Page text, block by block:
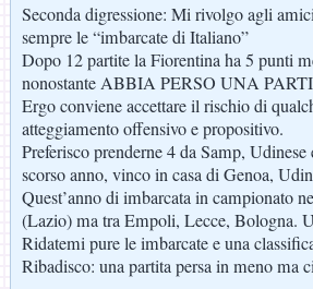
Seconda digressione: Mi rivolgo agli
sempre le “imbarcate di Italiano”
Dopo 12 partite la Fiorentina ha 5 punti
nonostante ABBIA PERSO UNA
Ergo conviene accettare il rischio di
atteggiamento offensivo e propositivo.
Preferisco prenderne 4 da Samp,
scorso anno, vinco in casa di Genoa,
Quest’anno di imbarcata in campionato
(Lazio) ma tra Empoli, Lecce, Bologna.
Ridatemi pure le imbarcate e una
Ribadisco: una partita persa in meno ma